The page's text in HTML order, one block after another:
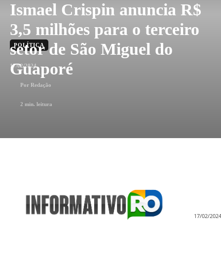
Ismael Crispin anuncia R$
3,5 milhões para o terceiro
setor de São Miguel do
Guaporé
POLÍTICA
17/02/2024
Por Redação
2 min. leitura
17/02/2024